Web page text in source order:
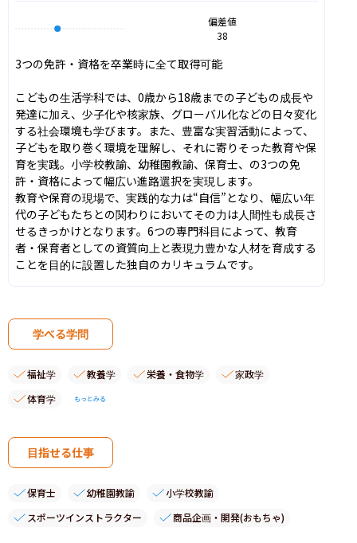
偏差値
38
3つの免許・資格を卒業時に全て取得可能
こどもの生活学科では、0歳から18歳までの子どもの成長や
発達に加え、少子化や核家族、グローバル化などの日々変化
する社会環境も学びます。また、豊富な実習活動によって、
子どもを取り巻く環境を理解し、それに寄りそった教育や保
育を実践。小学校教諭、幼稚園教諭、保育士、の3つの免
許・資格によって幅広い進路選択を実現します。
教育や保育の現場で、実践的な力は“自信”となり、幅広い年
代の子どもたちとの関わりにおいてその力は人間性も成長さ
せるきっかけとなります。6つの専門科目によって、教育
者・保育者としての資質向上と表現力豊かな人材を育成する
ことを目的に設置した独自のカリキュラムです。
学べる学問
福祉学 教養学 栄養・食物学
家政学
体育学
もっとみる
目指せる仕事
保育士 幼稚園教諭
小学校教諭
スポーツインストラクター
商品企画・開発(おもちゃ)